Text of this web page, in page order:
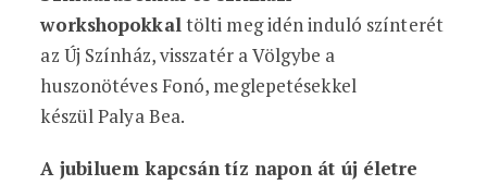
workshopokkaltölti meg idén induló színterét
az Új Színház, visszatér a Völgybe a
huszonötéves Fonó, meglepetésekkel
készül Palya Bea.
A jubiluem kapcsán tíz napon át új életre